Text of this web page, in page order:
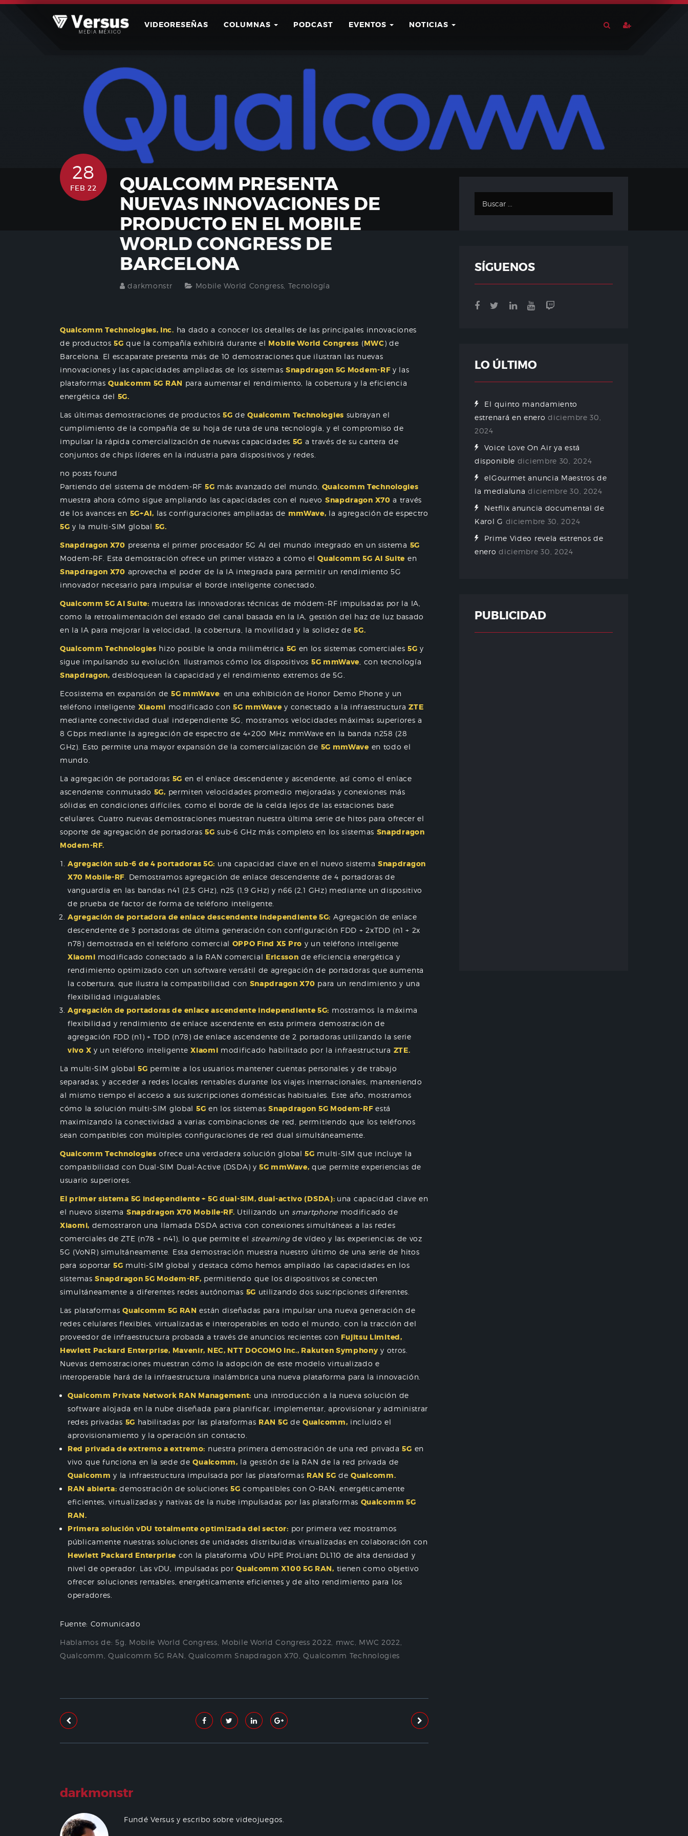
Skip
VIDEORESEÑAS COLUMNAS PODCAST EVENTOS NOTICIAS
28
FEB 22
QUALCOMM PRESENTA
NUEVAS INNOVACIONES DE
PRODUCTO EN EL MOBILE
WORLD CONGRESS DE
BARCELONA
darkmonstr Mobile World Congress Tecnología
Qualcomm Technologies, Inc. ha dado a conocer los detalles de las principales innovaciones
de productos5G que la compañía exhibirá durante el Mobile World Congress (MWC) de
Barcelona. El escaparate presenta más de 10 demostraciones que ilustran las nuevas
innovaciones y las capacidades ampliadas de los sistemas Snapdragon 5G Modem-RFy las
plataformasQualcomm 5G RAN para aumentar el rendimiento, la cobertura y la eficiencia
energética del 5G.
Las últimas demostraciones de productos 5G deQualcomm Technologies subrayan el
cumplimiento de la compañía de su hoja de ruta de una tecnología, y el compromiso de
impulsar la rápida comercialización de nuevas capacidades 5G a través de su cartera de
conjuntos de chips líderes en la industria para dispositivos y redes.
no posts found
Partiendo del sistema de módem-RF 5G más avanzado del mundo, Qualcomm Technologies
muestra ahora cómo sigue ampliando las capacidades con el nuevo Snapdragon X70 a través
de los avances en 5G+AI, las configuraciones ampliadas de mmWave, la agregación de espectro
5G y la multi-SIM global 5G.
Snapdragon X70 presenta el primer procesador 5G AI del mundo integrado en un sistema 5G
Modem-RF. Esta demostración ofrece un primer vistazo a cómo elQualcomm 5G AI Suite en
Snapdragon X70 aprovecha el poder de la IA integrada para permitir un rendimiento 5G
innovador necesario para impulsar el borde inteligente conectado.
Qualcomm 5G AI Suite: muestra las innovadoras técnicas de módem-RF impulsadas por la IA,
como la retroalimentación del estado del canal basada en la IA, gestión del haz de luz basado
en la IA para mejorar la velocidad, la cobertura, la movilidad y la solidez de5G.
Qualcomm Technologies hizo posible la onda milimétrica 5G en los sistemas comerciales5G y
sigue impulsando su evolución. Ilustramos cómo los dispositivos 5G mmWave , con tecnología
Snapdragon, desbloquean la capacidad y el rendimiento extremos de 5G.
Ecosistema en expansión de 5G mmWave: en una exhibición de Honor Demo Phone y un
teléfono inteligente Xiaomi modificado con5G mmWave y conectado a la infraestructuraZTE
mediante conectividad dual independiente 5G, mostramos velocidades máximas superiores a
8 Gbps mediante la agregación de espectro de 4×200 MHz mmWave en la banda n258 (28
GHz). Esto permite una mayor expansión de la comercialización de 5G mmWave en todo el
mundo.
La agregación de portadoras 5G en el enlace descendente y ascendente, así como el enlace
ascendente conmutado 5G, permiten velocidades promedio mejoradas y conexiones más
sólidas en condiciones difíciles, como el borde de la celda lejos de las estaciones base
celulares. Cuatro nuevas demostraciones muestran nuestra última serie de hitos para ofrecer el
soporte de agregación de portadoras5G sub-6 GHz más completo en los sistemas Snapdragon
Modem-RF.
Agregación sub-6 de 4 portadoras 5G: una capacidad clave en el nuevo sistema Snapdragon
X70 Mobile-RF . Demostramos agregación de enlace descendente de 4 portadoras de
vanguardia en las bandas n41 (2,5 GHz), n25 (1,9 GHz) y n66 (2,1 GHz) mediante un dispositivo
de prueba de factor de forma de teléfono inteligente.
Agregación de portadora de enlace descendente independiente 5G: Agregación de enlace
descendente de 3 portadoras de última generación con configuración FDD + 2xTDD (n1 + 2x
n78) demostrada en el teléfono comercial OPPO Find X5 Pro y un teléfono inteligente
Xiaomi modificado conectado a la RAN comercial Ericsson de eficiencia energética y
rendimiento optimizado con un software versátil de agregación de portadoras que aumenta
la cobertura, que ilustra la compatibilidad con Snapdragon X70 para un rendimiento y una
flexibilidad inigualables.
Agregación de portadoras de enlace ascendente independiente 5G: mostramos la máxima
flexibilidad y rendimiento de enlace ascendente en esta primera demostración de
agregación FDD (n1) + TDD (n78) de enlace ascendente de 2 portadoras utilizando la serie
vivo X y un teléfono inteligenteXiaomi modificado habilitado por la infraestructura ZTE.
La multi-SIM global 5G permite a los usuarios mantener cuentas personales y de trabajo
separadas, y acceder a redes locales rentables durante los viajes internacionales, manteniendo
al mismo tiempo el acceso a sus suscripciones domésticas habituales. Este año, mostramos
cómo la solución multi-SIM global 5G en los sistemasSnapdragon 5G Modem-RFestá
maximizando la conectividad a varias combinaciones de red, permitiendo que los teléfonos
sean compatibles con múltiples configuraciones de red dual simultáneamente.
Qualcomm Technologies ofrece una verdadera solución global5G multi-SIM que incluye la
compatibilidad con Dual-SIM Dual-Active (DSDA) y5G mmWave, que permite experiencias de
usuario superiores.
El primer sistema 5G independiente + 5G dual-SIM, dual-activo (DSDA): una capacidad clave en
el nuevo sistema Snapdragon X70 Mobile-RF. Utilizando un smartphonemodificado de
Xiaomi, demostraron una llamada DSDA activa con conexiones simultáneas a las redes
comerciales de ZTE (n78 + n41), lo que permite el streamingde vídeo y las experiencias de voz
5G (VoNR) simultáneamente. Esta demostración muestra nuestro último de una serie de hitos
para soportar 5G multi-SIM global y destaca cómo hemos ampliado las capacidades en los
sistemasSnapdragon 5G Modem-RF, permitiendo que los dispositivos se conecten
simultáneamente a diferentes redes autónomas 5G utilizando dos suscripciones diferentes.
Las plataformasQualcomm 5G RAN están diseñadas para impulsar una nueva generación de
redes celulares flexibles, virtualizadas e interoperables en todo el mundo, con la tracción del
proveedor de infraestructura probada a través de anuncios recientes con Fujitsu Limited,
Hewlett Packard Enterprise, Mavenir, NEC, NTT DOCOMO Inc., Rakuten Symphony y otros.
Nuevas demostraciones muestran cómo la adopción de este modelo virtualizado e
interoperable hará de la infraestructura inalámbrica una nueva plataforma para la innovación.
Qualcomm Private Network RAN Management: una introducción a la nueva solución de
software alojada en la nube diseñada para planificar, implementar, aprovisionar y administrar
redes privadas 5G habilitadas por las plataformas RAN 5G deQualcomm, incluido el
aprovisionamiento y la operación sin contacto.
Red privada de extremo a extremo: nuestra primera demostración de una red privada5G en
vivo que funciona en la sede deQualcomm, la gestión de la RAN de la red privada de
Qualcomm y la infraestructura impulsada por las plataformas RAN 5G deQualcomm.
RAN abierta: demostración de soluciones5G compatibles con O-RAN, energéticamente
eficientes, virtualizadas y nativas de la nube impulsadas por las plataformas Qualcomm 5G
RAN.
Primera solución vDU totalmente optimizada del sector: por primera vez mostramos
públicamente nuestras soluciones de unidades distribuidas virtualizadas en colaboración con
Hewlett Packard Enterprise con la plataforma vDU HPE ProLiant DL110 de alta densidad y
nivel de operador. Las vDU, impulsadas porQualcomm X100 5G RAN, tienen como objetivo
ofrecer soluciones rentables, energéticamente eficientes y de alto rendimiento para los
operadores.
Fuente: Comunicado
Hablamos de:5g Mobile World Congress Mobile World Congress 2022 mwc MWC 2022
Qualcomm ,Qualcomm 5G RAN Qualcomm Snapdragon X70 ,Qualcomm Technologies
darkmonstr
Fundé Versus y escribo sobre videojuegos.
SÍGUENOS
LO ÚLTIMO
El quinto mandamiento
estrenará en enero diciembre 30,
2024
Voice Love On Air ya está
disponible diciembre 30, 2024
elGourmet anuncia Maestros de
la medialuna diciembre 30, 2024
Netflix anuncia documental de
Karol G diciembre 30, 2024
Prime Video revela estrenos de
enero diciembre 30, 2024
PUBLICIDAD